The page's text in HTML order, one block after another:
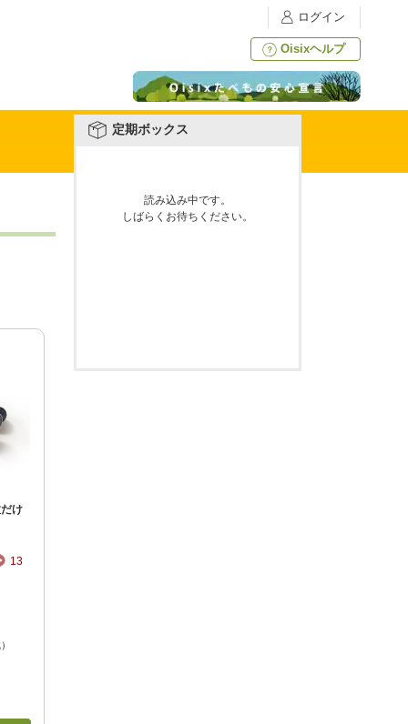
ログイン
Oisixヘルプ
定期ボックス
読み込み中です。
しばらくお待ちください。
け
13